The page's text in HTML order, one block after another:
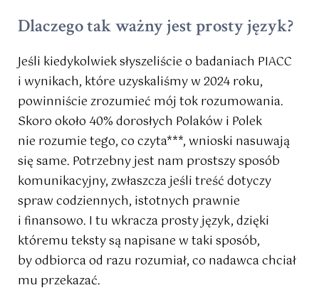
Dlaczego tak ważny jest prosty język?
Jeśli kiedykolwiek słyszeliście o badaniach PIACC
i wynikach, które uzyskaliśmy w 2024 roku,
powinniście zrozumieć mój tok rozumowania.
Skoro około 40% dorosłych Polaków i Polek
nie rozumie tego, co czyta***, wnioski nasuwają
się same. Potrzebny jest nam prostszy sposób
komunikacyjny, zwłaszcza jeśli treść dotyczy
spraw codziennych, istotnych prawnie
i finansowo. I tu wkracza prosty język, dzięki
któremu teksty są napisane w taki sposób,
by odbiorca od razu rozumiał, co nadawca chciał
mu przekazać.